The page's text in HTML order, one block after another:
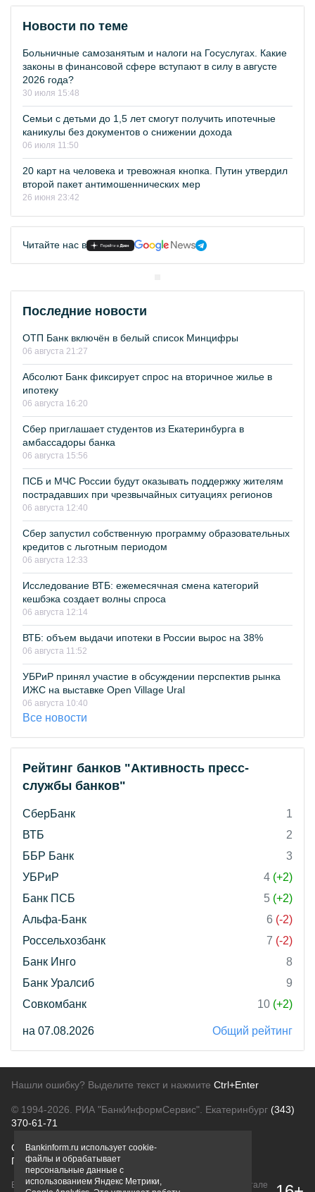
Новости по теме
Больничные самозанятым и налоги на Госуслугах. Какие
законы в финансовой сфере вступают в силу в августе
2026 года?
30 июля 15:48
Семьи с детьми до 1,5 лет смогут получить ипотечные
каникулы без документов о снижении дохода
06 июля 11:50
20 карт на человека и тревожная кнопка. Путин утвердил
второй пакет антимошеннических мер
26 июня 23:42
Читайте нас в
Последние новости
ОТП Банк включён в белый список Минцифры
06 августа 21:27
Абсолют Банк фиксирует спрос на вторичное жилье в
ипотеку
06 августа 16:20
Сбер приглашает студентов из Екатеринбурга в
амбассадоры банка
06 августа 15:56
ПСБ и МЧС России будут оказывать поддержку жителям
пострадавших при чрезвычайных ситуациях регионов
06 августа 12:40
Сбер запустил собственную программу образовательных
кредитов с льготным периодом
06 августа 12:33
Исследование ВТБ: ежемесячная смена категорий
кешбэка создает волны спроса
06 августа 12:14
ВТБ: объем выдачи ипотеки в России вырос на 38%
06 августа 11:52
УБРиР принял участие в обсуждении перспектив рынка
ИЖС на выставке Open Village Ural
06 августа 10:40
Все новости
Рейтинг банков "Активность пресс-
службы банков"
СберБанк
1
ВТБ
2
ББР Банк
3
УБРиР
4 (+2)
Банк ПСБ
5 (+2)
Альфа-Банк
6 (-2)
Россельхозбанк
7 (-2)
Банк Инго
8
Банк Уралсиб
9
Совкомбанк
10 (+2)
на 07.08.2026 Общий рейтинг
Нашли ошибку? Выделите текст и нажмите Ctrl+Enter
© 1994-2026. РИА "БанкИнформСервис". Екатеринбург (343)
370-61-71
О проектеПолитика конфиденциальности
Правовая информацияДля рекламодателей
Вся информация о продуктах банков, размещенная на портале
Bankinform.ru использует cookie-
файлы и обрабатывает
персональные данные с
использованием Яндекс Метрики,